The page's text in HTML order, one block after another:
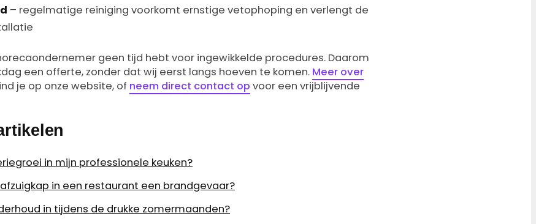
– regelmatige reiniging voorkomt ernstige vetophoping en verlengt de
geen tijd hebt voor ingewikkelde procedures. Daarom
een offerte, zonder dat wij eerst langs hoeven te komen. Meer over
je op onze website, of neem direct contact op voor een vrijblijvende
in mijn professionele keuken?
in een restaurant een brandgevaar?
in tijdens de drukke zomermaanden?